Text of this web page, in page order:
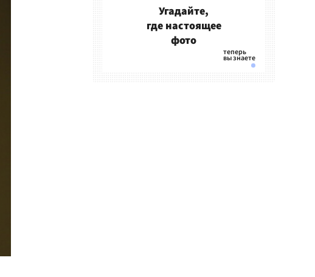
Угадайте,
где настоящее
фото